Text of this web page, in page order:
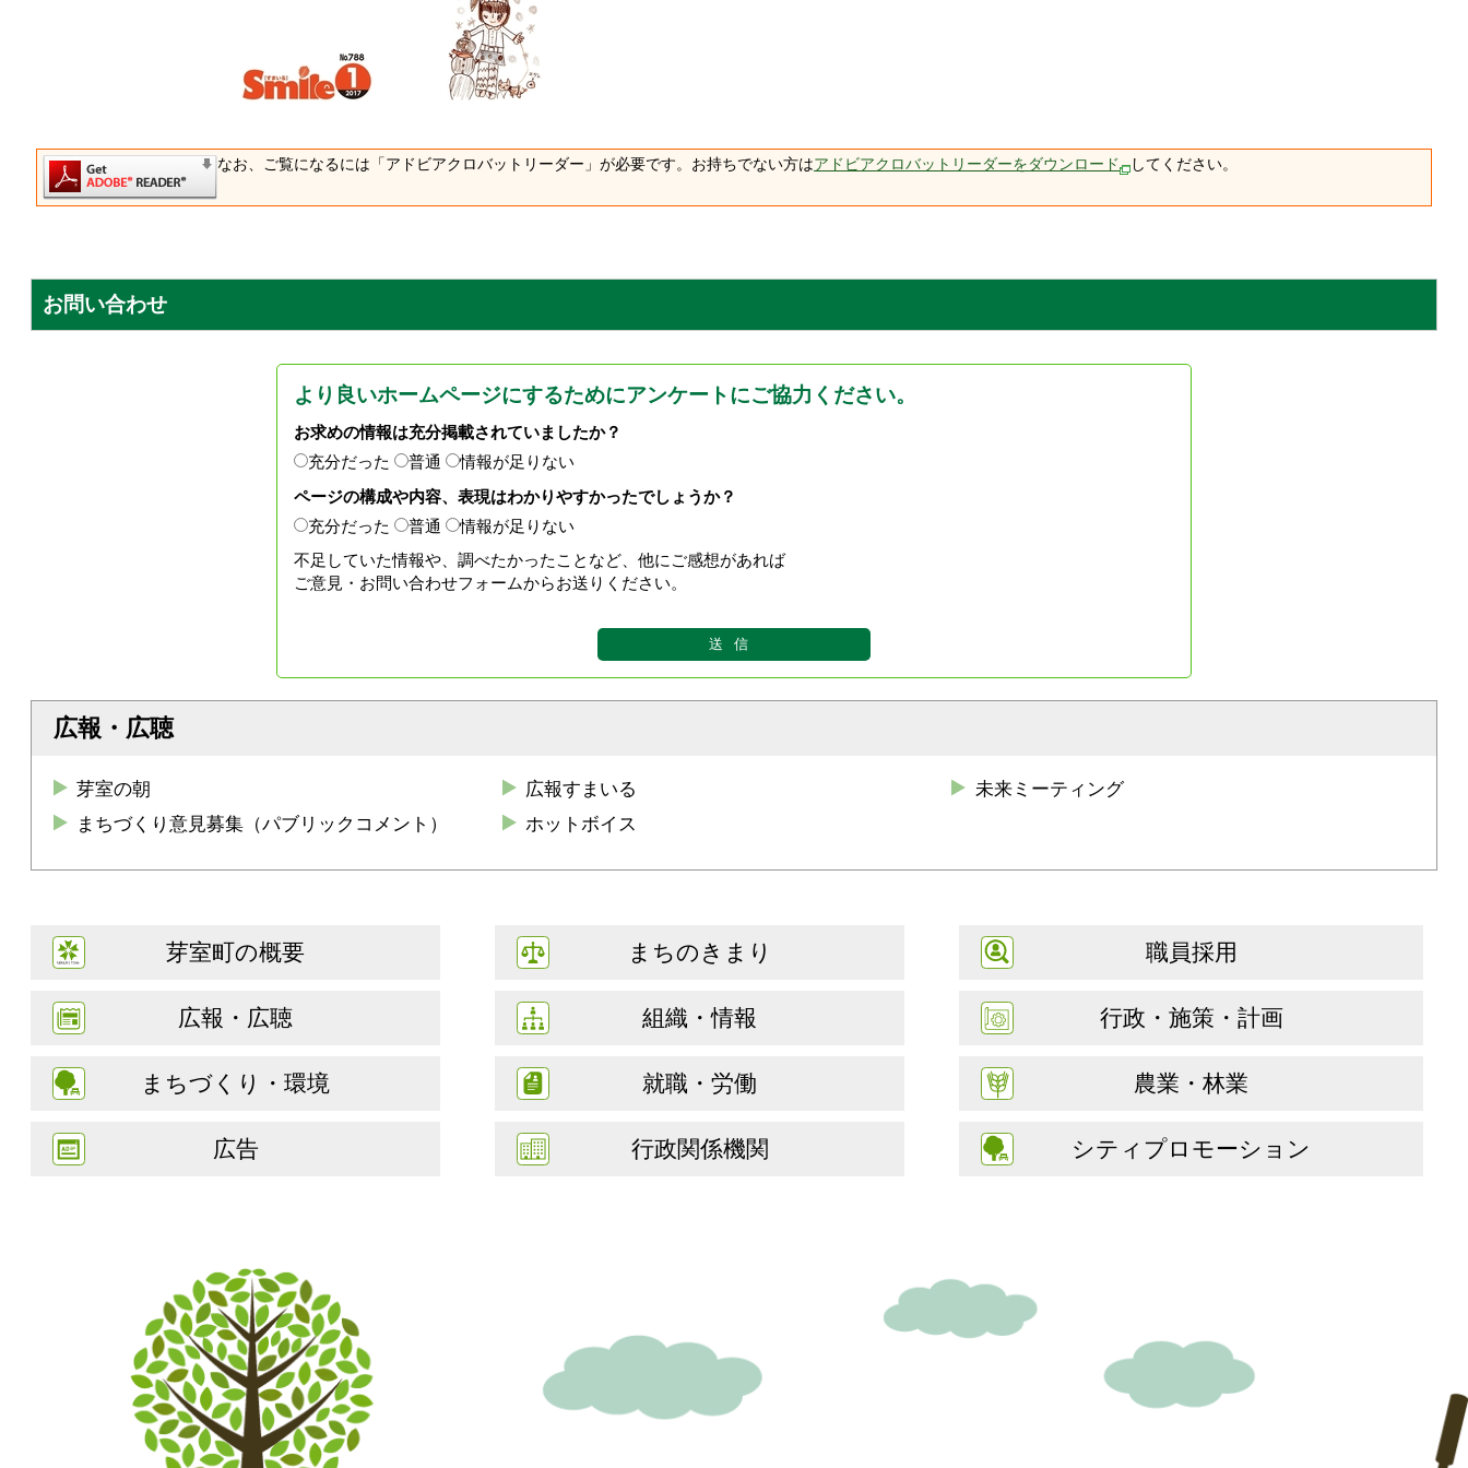
なお、ご覧になるには「アドビアクロバットリーダー」が必要です。お持ちでない方はアドビアクロバットリーダーをダウンロード してください。
お問い合わせ
より良いホームページにするためにアンケートにご協力ください。
お求めの情報は充分掲載されていましたか？
充分だった
普通
情報が足りない
ページの構成や内容、表現はわかりやすかったでしょうか？
充分だった
普通
情報が足りない
不足していた情報や、調べたかったことなど、他にご感想があれば
ご意見・お問い合わせフォームからお送りください。
広報・広聴
芽室の朝 広報すまいる
未来ミーティング
まちづくり意見募集（パブリックコメント）
ホットボイス
芽室町の概要 まちのきまり 職員採用
広報・広聴 組織・情報 行政・施策・計画
まちづくり・環境 就職・労働 農業・林業
広告 行政関係機関 シティプロモーション